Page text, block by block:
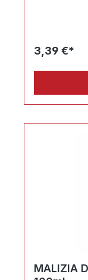
3,39 €*
Ihr
MALIZIA